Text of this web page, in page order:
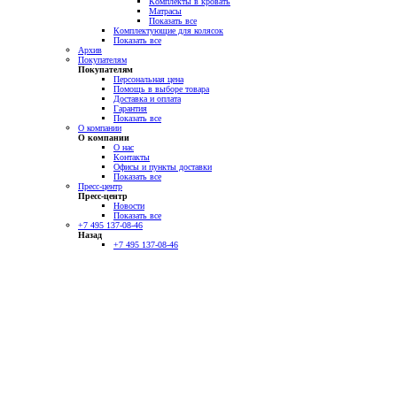
Матрасы
Показать все
Комплектующие для колясок
Показать все
Архив
Покупателям
Покупателям
Персональная цена
Помощь в выборе товара
Доставка и оплата
Гарантия
Показать все
О компании
О компании
О нас
Контакты
Офисы и пункты доставки
Показать все
Пресс-центр
Пресс-центр
Новости
Показать все
+7 495 137-08-46
Назад
+7 495 137-08-46